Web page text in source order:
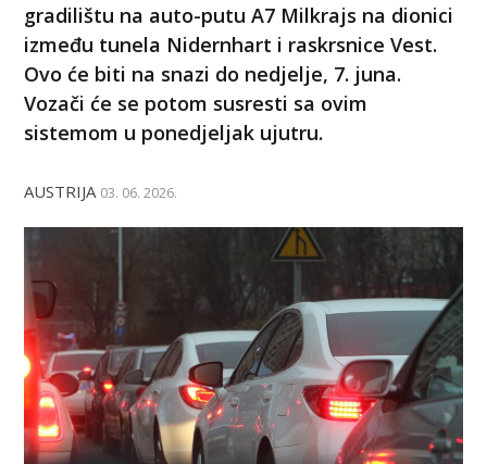
gradilištu na auto-putu A7 Milkrajs na dionici
između tunela Nidernhart i raskrsnice Vest.
Ovo će biti na snazi do nedjelje, 7. juna.
Vozači će se potom susresti sa ovim
sistemom u ponedjeljak ujutru.
AUSTRIJA 03. 06. 2026.